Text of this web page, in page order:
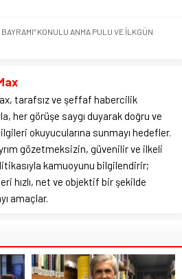
KONULU ANMA PULU VE İLKGÜN
tarafsız ve şeffaf habercilik
her görüşe saygı duyarak doğru ve
okuyucularına sunmayı hedefler.
gözetmeksizin, güvenilir ve ilkeli
kamuoyunu bilgilendirir;
hızlı, net ve objektif bir şekilde
amaçlar.